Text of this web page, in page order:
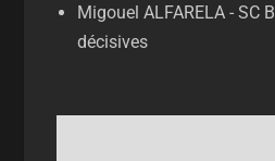
Migouel ALFARELA - SC
décisives